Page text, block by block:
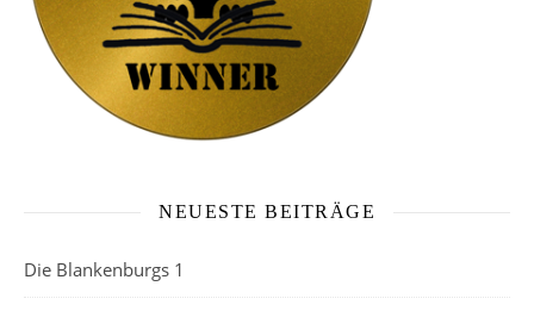
NEUESTE BEITRÄGE
Die Blankenburgs 1